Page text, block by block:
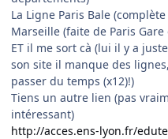
La Ligne Paris Bale
Marseille (faite de Paris Gare
ET il me sort cà (lui il y a
son site il manque des
passer du temps (x12)!)
Tiens un autre lien (pas
intéressant)
http://acces.ens-lyon.fr/